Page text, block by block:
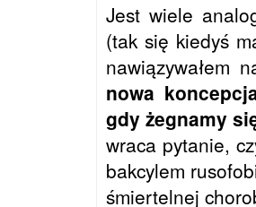
Jest wiele
(tak się kiedyś
nawiązywałem
nowa
gdy żegnamy
wraca pytanie,
bakcylem
śmiertelnej